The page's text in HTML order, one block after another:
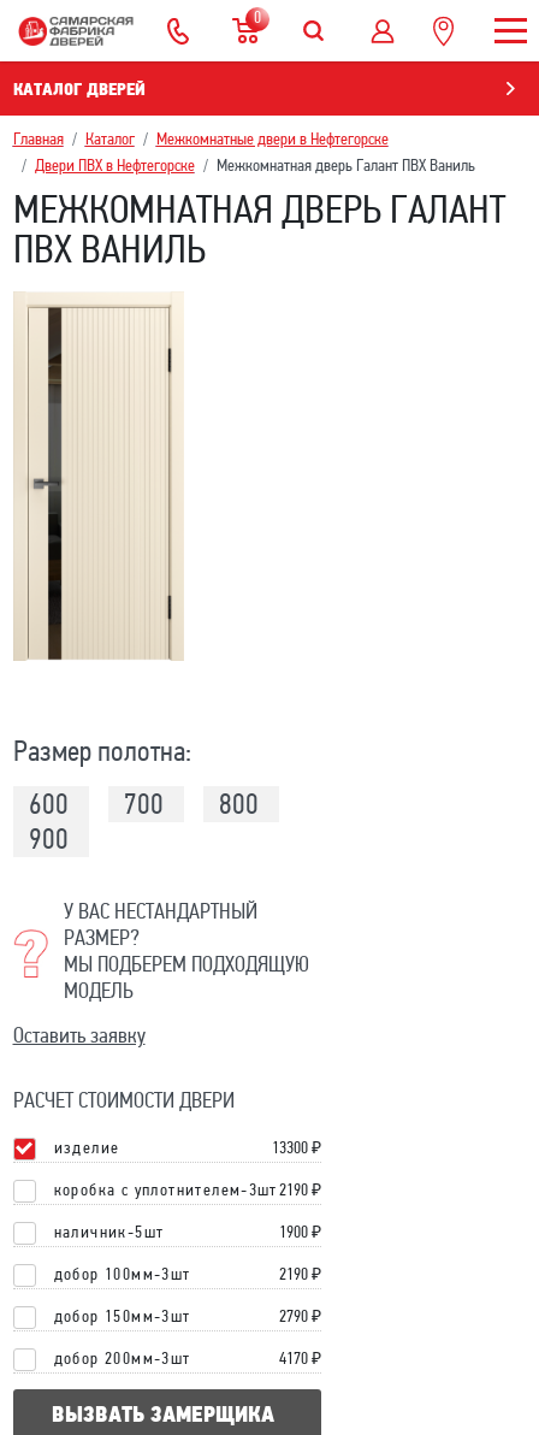
0
КАТАЛОГ ДВЕРЕЙ
Главная Каталог
Межкомнатные двери в Нефтегорскe
Двери ПВХ в Нефтегорскe
Межкомнатная дверь Галант ПВХ Ваниль
МЕЖКОМНАТНАЯ ДВЕРЬ ГАЛАНТ
ПВХ ВАНИЛЬ
Размер полотна:
600
700
800
900
У ВАС НЕСТАНДАРТНЫЙ
РАЗМЕР?
МЫ ПОДБЕРЕМ ПОДХОДЯЩУЮ
МОДЕЛЬ
Оставить заявку
РАСЧЕТ СТОИМОСТИ ДВЕРИ
изделие 13300₽
коробка с уплотнителем-3шт 2190 ₽
наличник-5шт 1900 ₽
добор 100мм-3шт 2190 ₽
добор 150мм-3шт 2790 ₽
добор 200мм-3шт 4170 ₽
ВЫЗВАТЬ ЗАМЕРЩИКА